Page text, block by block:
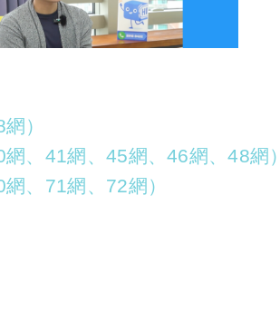
）
、41網、45網、46網、48網）
、71網、72網）